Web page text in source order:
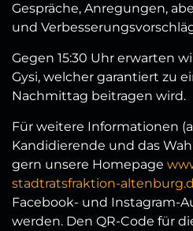
Gespräche, Anregungen,
und
Gegen 15:30 Uhr erwarten
Gysi, welcher garantiert zu
Nachmittag beitragen wird.
Für weitere Informationen
Kandidierende und das
gern unsere Homepage
stadtratsfraktion-
Facebook- und Instagram-
werden. Den QR-Code für